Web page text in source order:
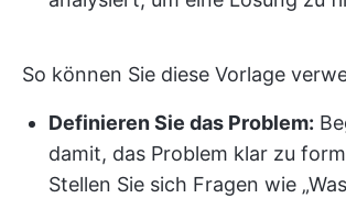
So können Sie diese Vorlage
Definieren Sie das Problem:
damit, das Problem klar zu
Stellen Sie sich Fragen wie